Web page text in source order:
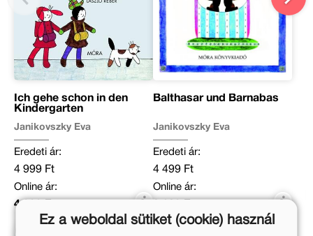
Ich gehe schon in den
Kindergarten
Janikovszky Éva
Eredeti ár:
4 999 Ft
Online ár:
4 099 Ft
Balthasar und Barnabas
Janikovszky Éva
Eredeti ár:
4 499 Ft
Online ár:
Kosárba
Ez a weboldal sütiket (cookie) használ